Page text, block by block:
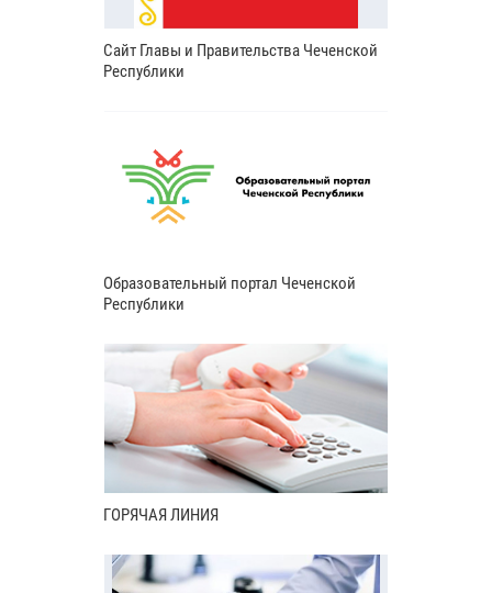
Сайт Главы и Правительства Чеченской
Республики
Образовательный портал Чеченской
Республики
ГОРЯЧАЯ ЛИНИЯ